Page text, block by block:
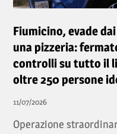
Fiumicino, evade
una pizzeria:
controlli su tutto il
oltre 250 persone
11/07/2026
Operazione